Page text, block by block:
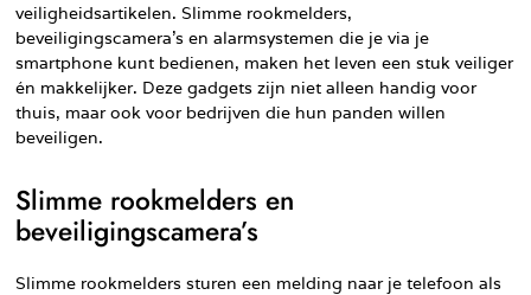
veiligheidsartikelen. Slimme rookmelders,
beveiligingscamera’s en alarmsystemen die je via je
smartphone kunt bedienen, maken het leven een stuk veiliger
én makkelijker. Deze gadgets zijn niet alleen handig voor
thuis, maar ook voor bedrijven die hun panden willen
beveiligen.
Slimme rookmelders en
beveiligingscamera’s
Slimme rookmelders sturen een melding naar je telefoon als